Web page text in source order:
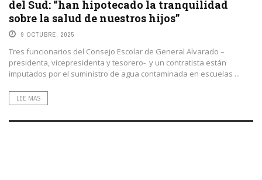
del Sud: “han hipotecado la tranquilidad
sobre la salud de nuestros hijos”
9 OCTUBRE, 2025
Tres funcionarios del Consejo Escolar de General Alvarado –
presidenta, vicepresidenta y tesorero- y un contratista están
imputados por el suministro de agua contaminada en escuelas ...
LEE MAS